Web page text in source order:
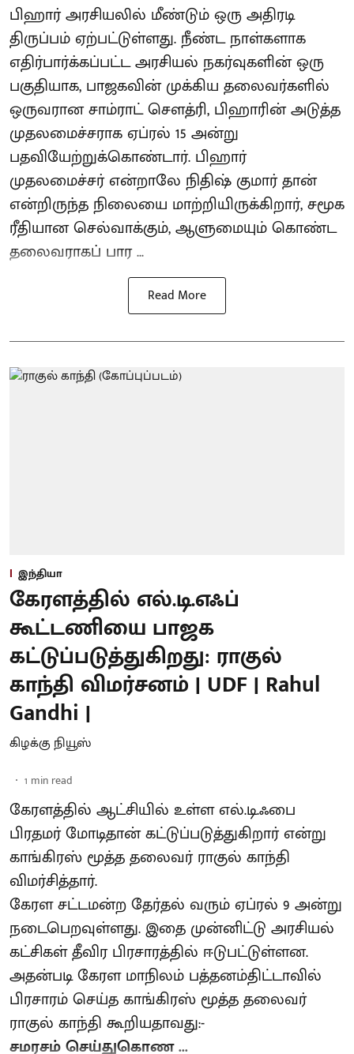
பிஹார் அரசியலில் மீண்டும் ஒரு அதிரடி
திருப்பம் ஏற்பட்டுள்ளது. நீண்ட நாள்களாக
எதிர்பார்க்கப்பட்ட அரசியல் நகர்வுகளின் ஒரு
பகுதியாக, பாஜகவின் முக்கிய தலைவர்களில்
ஒருவரான சாம்ராட் சௌத்ரி, பிஹாரின் அடுத்த
முதலமைச்சராக ஏப்ரல் 15 அன்று
பதவியேற்றுக்கொண்டார். பிஹார்
முதலமைச்சர் என்றாலே நிதிஷ் குமார் தான்
என்றிருந்த நிலையை மாற்றியிருக்கிறார், சமூக
ரீதியான செல்வாக்கும், ஆளுமையும் கொண்ட
தலைவராகப் பார ...
Read More
இந்தியா
கேரளத்தில் எல்.டி.எஃப்
கூட்டணியை பாஜக
கட்டுப்படுத்துகிறது: ராகுல்
காந்தி விமர்சனம் | UDF | Rahul
Gandhi |
கிழக்கு நியூஸ்
1 min read
கேரளத்தில் ஆட்சியில் உள்ள எல்.டி.ஃபை
பிரதமர் மோடிதான் கட்டுப்படுத்துகிறார் என்று
காங்கிரஸ் மூத்த தலைவர் ராகுல் காந்தி
விமர்சித்தார்.
கேரள சட்டமன்ற தேர்தல் வரும் ஏப்ரல் 9 அன்று
நடைபெறவுள்ளது. இதை முன்னிட்டு அரசியல்
கட்சிகள் தீவிர பிரசாரத்தில் ஈடுபட்டுள்ளன.
அதன்படி கேரள மாநிலம் பத்தனம்திட்டாவில்
பிரசாரம் செய்த காங்கிரஸ் மூத்த தலைவர்
ராகுல் காந்தி கூறியதாவது:-
சமரசம் செய்துகொண ...